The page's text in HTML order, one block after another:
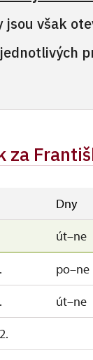
však
za
Dny
út–ne
po–ne
út–ne